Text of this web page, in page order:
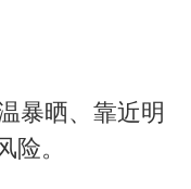
暴晒、靠近明
。